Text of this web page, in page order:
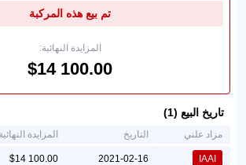
تم بيع هذه المركبة
المزايدة النهائية:
تاريخ البيع (1)
مزاد علني التاريخ المزايدة النهائية
IAAI
2021-02-16